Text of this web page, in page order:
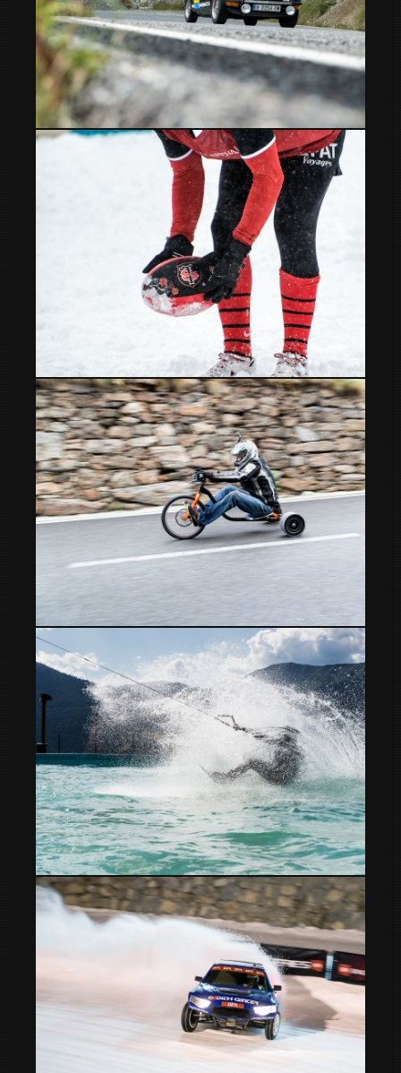
43º Ral·li d’Andorra Històric
Snowrugby
Bajada de trastos
Wakeboard a 1950 mts.